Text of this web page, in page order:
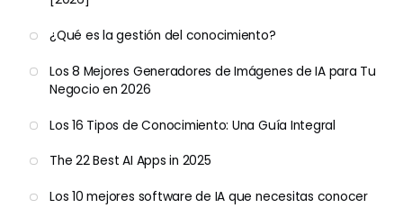
¿Qué es la gestión del conocimiento?
Los 8 Mejores Generadores de Imágenes de IA para Tu
Negocio en 2026
Los 16 Tipos de Conocimiento: Una Guía Integral
The 22 Best AI Apps in 2025
Los 10 mejores software de IA que necesitas conocer